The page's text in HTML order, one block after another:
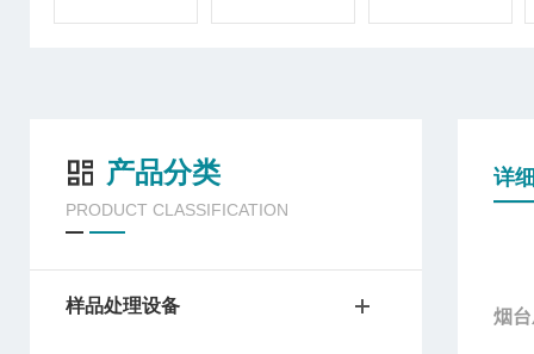
产品分类
PRODUCT CLASSIFICATION
样品处理设备
详
烟